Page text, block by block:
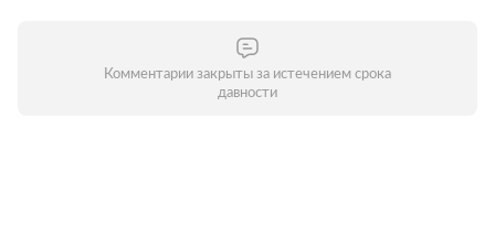
Комментарии закрыты за истечением срока
давности